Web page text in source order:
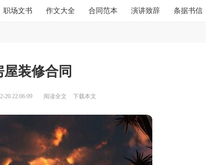
职场文书 作文大全 合同范本 演讲致辞 条据书信
屋装修合同
20 22:06:09 阅读全文 下载本文